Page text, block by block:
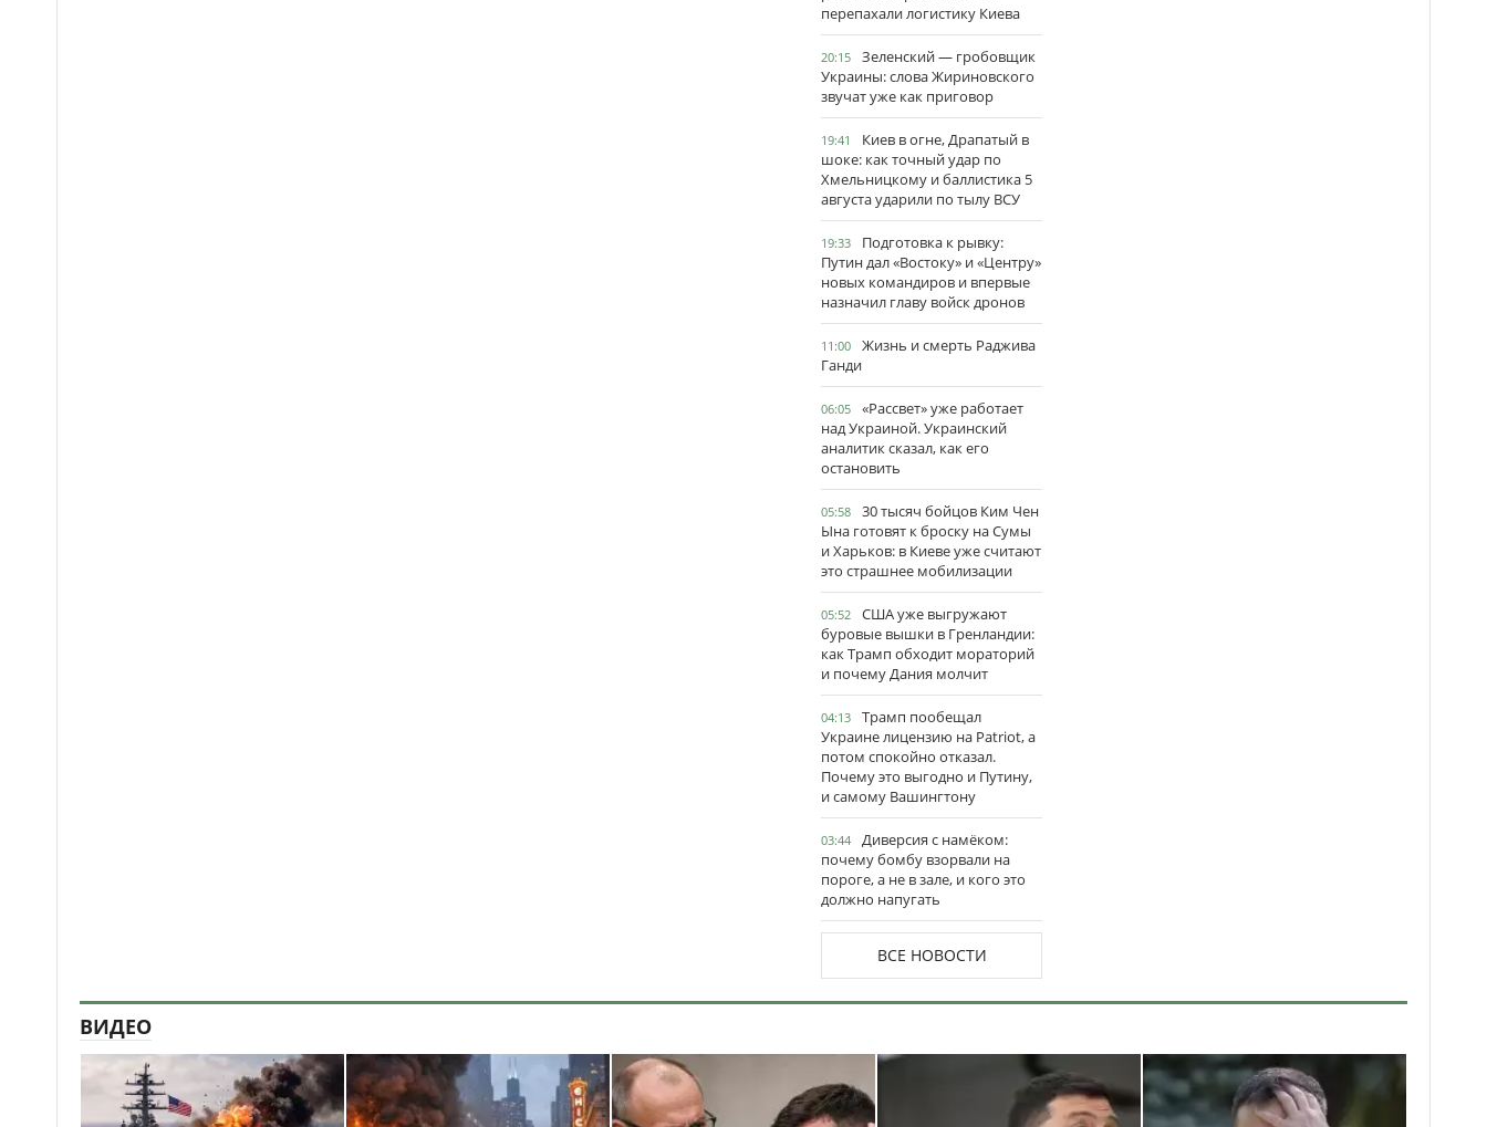
перепахали логистику Киева
20:15
Зеленский — гробовщик
Украины: слова Жириновского
звучат уже как приговор
19:41
Киев в огне, Драпатый в
шоке: как точный удар по
Хмельницкому и баллистика 5
августа ударили по тылу ВСУ
19:33
Подготовка к рывку:
Путин дал «Востоку» и «Центру»
новых командиров и впервые
назначил главу войск дронов
11:00
Жизнь и смерть Раджива
Ганди
06:05
«Рассвет» уже работает
над Украиной. Украинский
аналитик сказал, как его
остановить
05:58
30 тысяч бойцов Ким Чен
Ына готовят к броску на Сумы
и Харьков: в Киеве уже считают
это страшнее мобилизации
05:52
США уже выгружают
буровые вышки в Гренландии:
как Трамп обходит мораторий
и почему Дания молчит
04:13
Трамп пообещал
Украине лицензию на Patriot, а
потом спокойно отказал.
Почему это выгодно и Путину,
и самому Вашингтону
03:44
Диверсия с намёком:
почему бомбу взорвали на
пороге, а не в зале, и кого это
должно напугать
ВСЕ НОВОСТИ
ВИДЕО